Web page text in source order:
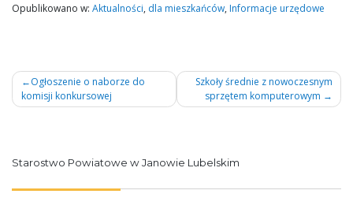
Opublikowano w: Aktualności, dla mieszkańców, Informacje urzędowe
Nawigacja
wpisu
Ogłoszenie o naborze do
komisji konkursowej
Szkoły średnie z nowoczesnym
sprzętem komputerowym
Starostwo Powiatowe w Janowie Lubelskim